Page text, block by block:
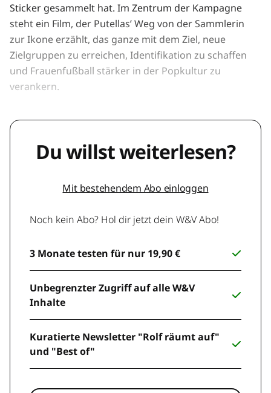
Sticker gesammelt hat. Im Zentrum der Kampagne
steht ein Film, der Putellas’ Weg von der Sammlerin
zur Ikone erzählt, das ganze mit dem Ziel, neue
Zielgruppen zu erreichen, Identifikation zu schaffen
und Frauenfußball stärker in der Popkultur zu
verankern.
Du willst weiterlesen?
Mit bestehendem Abo einloggen
Noch kein Abo? Hol dir jetzt dein W&V Abo!
3 Monate testen für nur 19,90 €
Unbegrenzter Zugriff auf alle W&V
Inhalte
Kuratierte Newsletter "Rolf räumt auf"
und "Best of"